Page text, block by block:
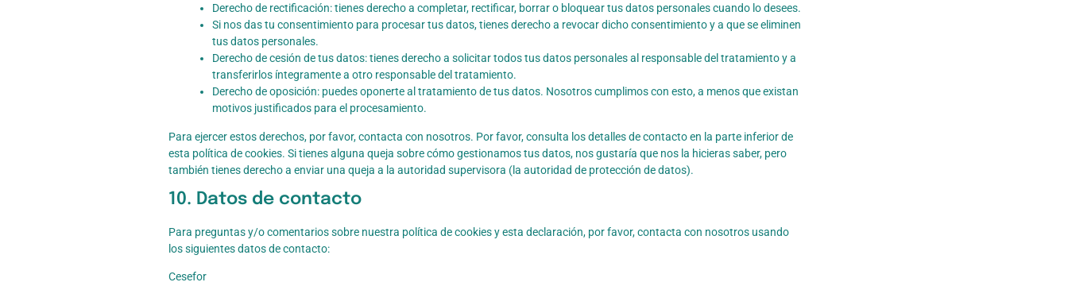
Derecho de rectificación: tienes derecho a completar, rectificar, borrar o bloquear tus datos personales cuando lo desees.
Si nos das tu consentimiento para procesar tus datos, tienes derecho a revocar dicho consentimiento y a que se eliminen
tus datos personales.
Derecho de cesión de tus datos: tienes derecho a solicitar todos tus datos personales al responsable del tratamiento y a
transferirlos íntegramente a otro responsable del tratamiento.
Derecho de oposición: puedes oponerte al tratamiento de tus datos. Nosotros cumplimos con esto, a menos que existan
motivos justificados para el procesamiento.
Para ejercer estos derechos, por favor, contacta con nosotros. Por favor, consulta los detalles de contacto en la parte inferior de
esta política de cookies. Si tienes alguna queja sobre cómo gestionamos tus datos, nos gustaría que nos la hicieras saber, pero
también tienes derecho a enviar una queja a la autoridad supervisora (la autoridad de protección de datos).
10. Datos de contacto
Para preguntas y/o comentarios sobre nuestra política de cookies y esta declaración, por favor, contacta con nosotros usando
los siguientes datos de contacto:
Cesefor